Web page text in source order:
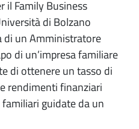
il Family Business
di Bolzano
di un Amministratore
di un’impresa familiare
di ottenere un tasso di
rendimenti finanziari
guidate da un